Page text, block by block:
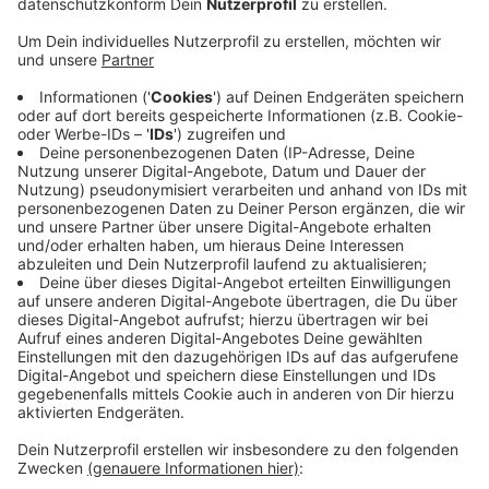
Anzeige
In Mettmann läuft der diesjährige Schaufenster-
Wettbewerb. Unter dem Motto "Dein Tag am MEer"
gestalten rund 20 Geschäfte ihre Auslagen mit
Strand- und Urlaubs-Themen. Besucherinnen und
Besucher können die Schaufenster noch bis zum 24.
Mai bewerten. Die Abstimmung läuft onlineüber die
städtische Websiteoder per QR-Code in den
teilnehmenden Läden. Unter allen Teilnehmenden
werden Einkaufsgutscheine verlost.